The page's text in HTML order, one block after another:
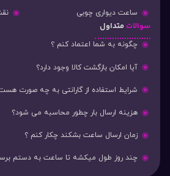
ساعت دیواری چوبی
سوالات متداول
چگونه به شما اعتماد کنم ؟
آیا امکان بازگشت کالا وجود دارد؟
شرایط استفاده از گارانتی به چه صورت
هزینه ارسال بار چطور محاسبه می شود؟
زمان ارسال ساعت بشکند چکار کنم ؟
چند روز طول میکشه تا ساعت به دستم